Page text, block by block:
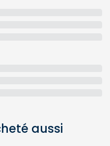
aussi